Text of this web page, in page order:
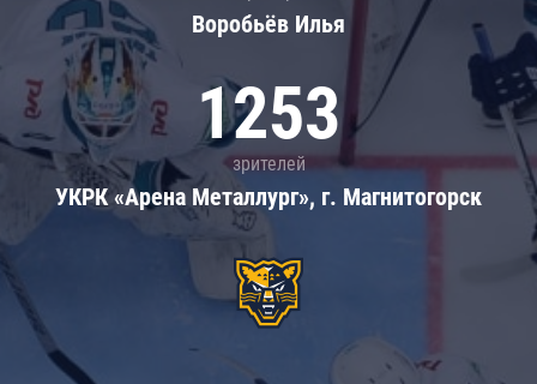
Воробьёв Илья
1253
зрителей
УКРК «Арена Металлург», г. Магнитогорск